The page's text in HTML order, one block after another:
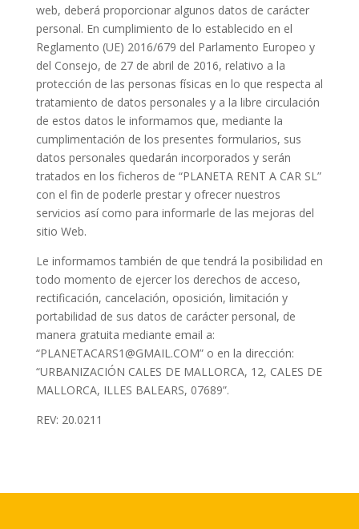
web, deberá proporcionar algunos datos de carácter
personal. En cumplimiento de lo establecido en el
Reglamento (UE) 2016/679 del Parlamento Europeo y
del Consejo, de 27 de abril de 2016, relativo a la
protección de las personas físicas en lo que respecta al
tratamiento de datos personales y a la libre circulación
de estos datos le informamos que, mediante la
cumplimentación de los presentes formularios, sus
datos personales quedarán incorporados y serán
tratados en los ficheros de “PLANETA RENT A CAR SL”
con el fin de poderle prestar y ofrecer nuestros
servicios así como para informarle de las mejoras del
sitio Web.
Le informamos también de que tendrá la posibilidad en
todo momento de ejercer los derechos de acceso,
rectificación, cancelación, oposición, limitación y
portabilidad de sus datos de carácter personal, de
manera gratuita mediante email a:
“PLANETACARS1@GMAIL.COM” o en la dirección:
“URBANIZACIÓN CALES DE MALLORCA, 12, CALES DE
MALLORCA, ILLES BALEARS, 07689”.
REV: 20.0211